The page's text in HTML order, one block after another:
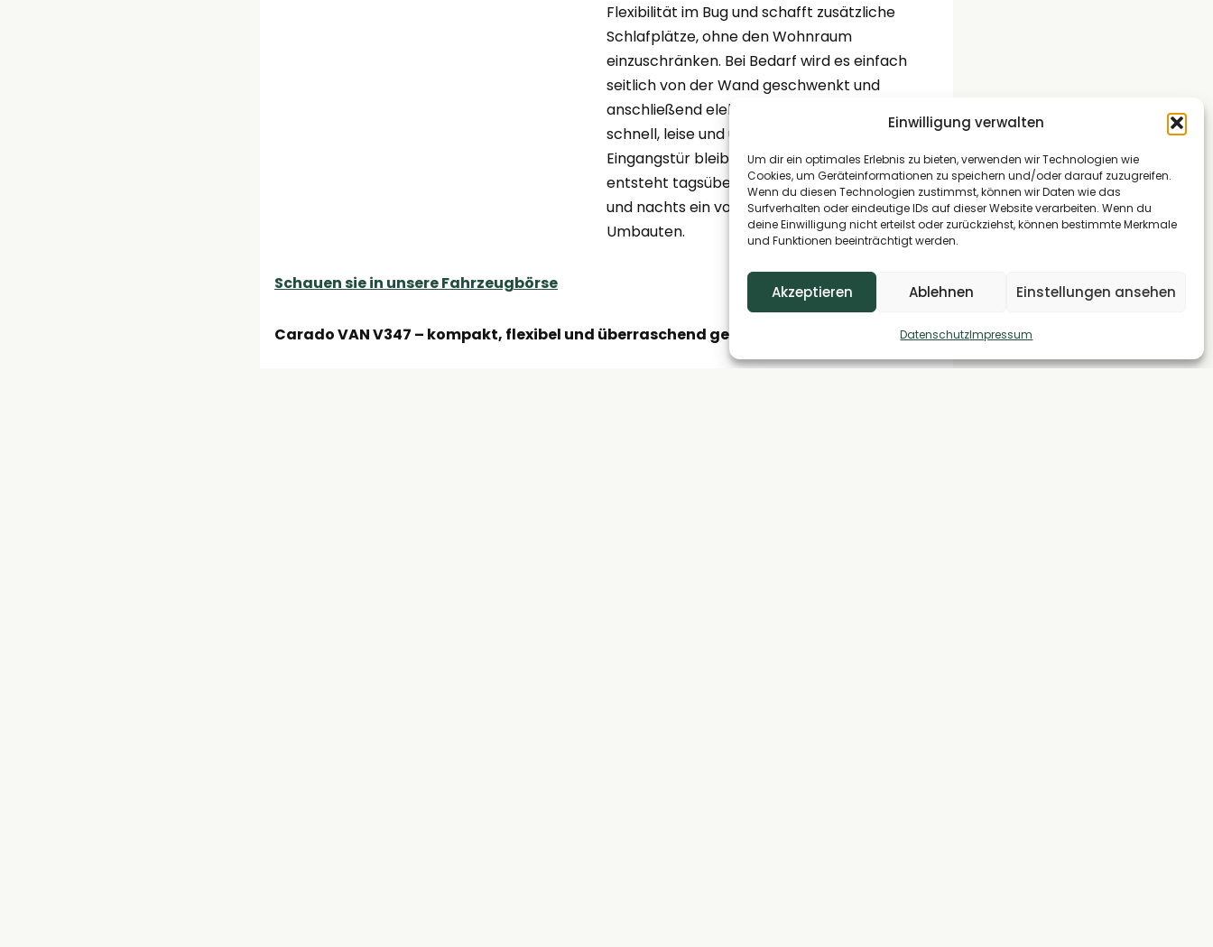
Einwilligung verwalten
Um dir ein optimales Erlebnis zu bieten, verwenden wir Technologien wie
Cookies, um Geräteinformationen zu speichern und/oder darauf zuzugreifen.
Wenn du diesen Technologien zustimmst, können wir Daten wie das
Surfverhalten oder eindeutige IDs auf dieser Website verarbeiten. Wenn du
deine Einwilligung nicht erteilst oder zurückziehst, können bestimmte Merkmale
und Funktionen beeinträchtigt werden.
Akzeptieren Ablehnen Einstellungen ansehen
DatenschutzImpressum
Flexibilität im Bug und schafft zusätzliche
Schlafplätze, ohne den Wohnraum
einzuschränken. Bei Bedarf wird es einfach
seitlich von der Wand geschwenkt und
anschließend elektrisch in Position gebracht –
schnell, leise und unkompliziert. Die
Eingangstür bleibt dabei frei zugänglich. So
entsteht tagsüber mehr Bewegungsfreiheit
und nachts ein vollwertiges Bett, ganz ohne
Umbauten.
Schauen sie in unsere Fahrzeugbörse
Carado VAN V347 – kompakt, flexibel und überraschend geräumig